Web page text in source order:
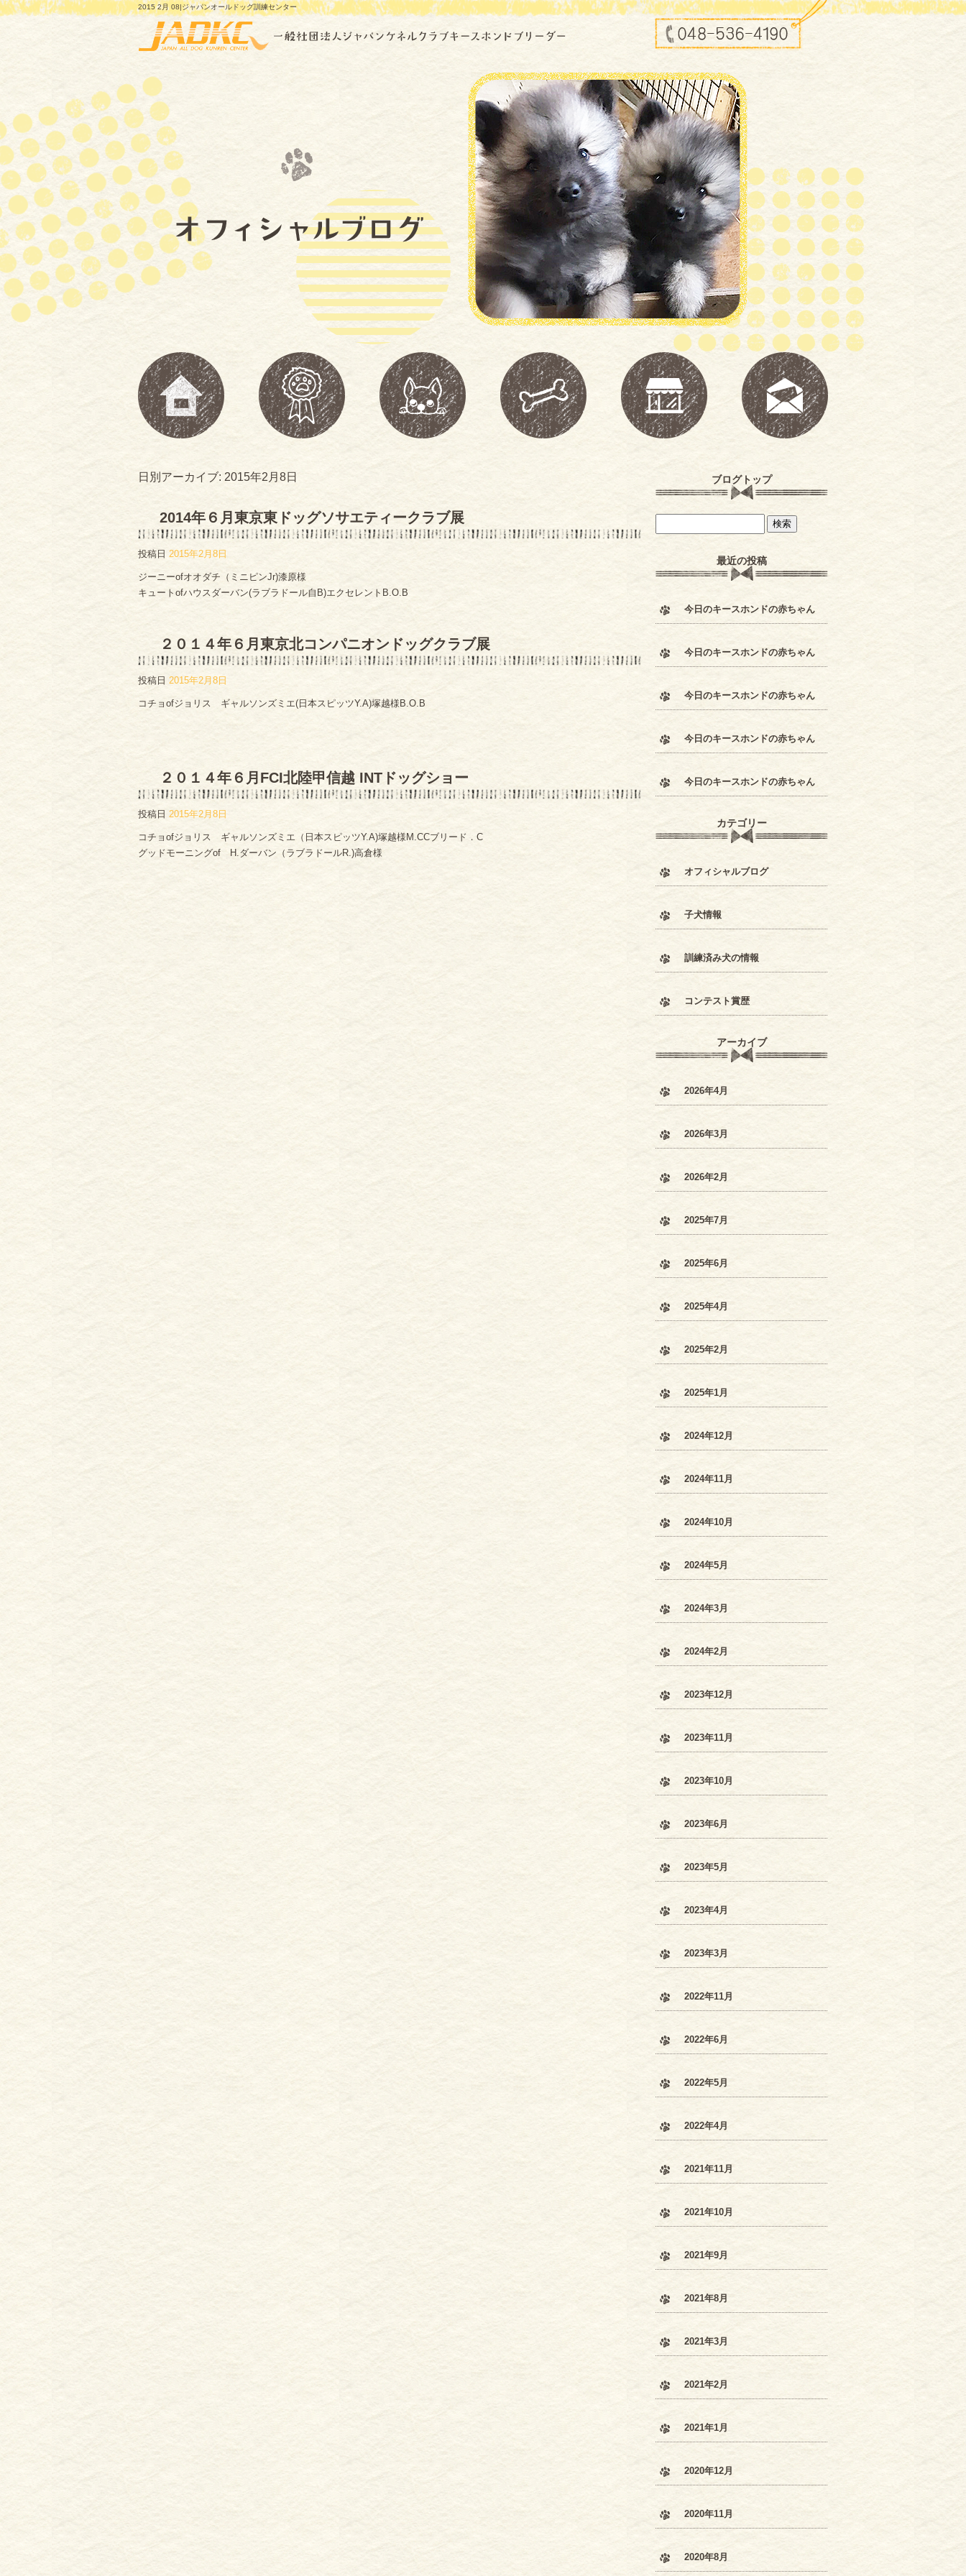
2015 2月 08|ジャパンオールドッグ訓練センター
日別アーカイブ: 2015年2月8日
2014年６月東京東ドッグソサエティークラブ展
投稿日 2015年2月8日
ジーニーofオオダチ（ミニピンJr)漆原様
キュートofハウスダーバン(ラブラドール自B)エクセレントB.O.B
２０１４年６月東京北コンパニオンドッグクラブ展
投稿日 2015年2月8日
コチョofジョリス ギャルソンズミエ(日本スピッツY.A)塚越様B.O.B
２０１４年６月FCI北陸甲信越 INTドッグショー
投稿日 2015年2月8日
コチョofジョリス ギャルソンズミエ（日本スピッツY.A)塚越様M.CCブリード．C
グッドモーニングof H.ダーバン（ラブラドールR.)高倉様
ブログトップ
最近の投稿
今日のキースホンドの赤ちゃん
今日のキースホンドの赤ちゃん
今日のキースホンドの赤ちゃん
今日のキースホンドの赤ちゃん
今日のキースホンドの赤ちゃん
カテゴリー
オフィシャルブログ
子犬情報
訓練済み犬の情報
コンテスト賞歴
アーカイブ
2026年4月
2026年3月
2026年2月
2025年7月
2025年6月
2025年4月
2025年2月
2025年1月
2024年12月
2024年11月
2024年10月
2024年5月
2024年3月
2024年2月
2023年12月
2023年11月
2023年10月
2023年6月
2023年5月
2023年4月
2023年3月
2022年11月
2022年6月
2022年5月
2022年4月
2021年11月
2021年10月
2021年9月
2021年8月
2021年3月
2021年2月
2021年1月
2020年12月
2020年11月
2020年8月